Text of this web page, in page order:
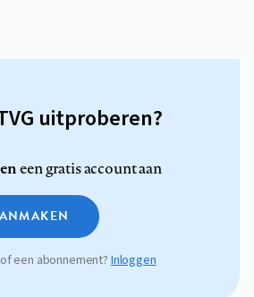
uitproberen?
een gratis account aan
een abonnement?Inloggen